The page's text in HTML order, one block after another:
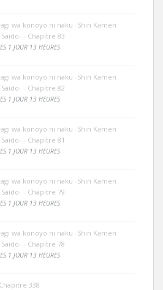
wa konoyo ni naku -Shin Kamen
- Chapitre 83
1 JOUR 13 HEURES
wa konoyo ni naku -Shin Kamen
- Chapitre 82
1 JOUR 13 HEURES
wa konoyo ni naku -Shin Kamen
- Chapitre 81
1 JOUR 13 HEURES
wa konoyo ni naku -Shin Kamen
- Chapitre 79
1 JOUR 13 HEURES
wa konoyo ni naku -Shin Kamen
- Chapitre 78
1 JOUR 13 HEURES
338